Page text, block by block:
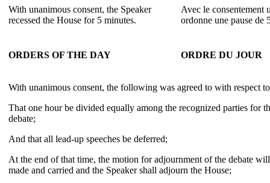
With unanimous consent, the Speaker
recessed the House for 5 minutes.
Avec le consentement
ordonne une pause de
ORDERS OF THE DAY ORDRE DU JOUR
With unanimous consent, the following was agreed to with respect
That one hour be divided equally among the recognized parties for
debate;
And that all lead-up speeches be deferred;
At the end of that time, the motion for adjournment of the debate
made and carried and the Speaker shall adjourn the House;